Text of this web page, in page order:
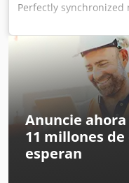
Perfectly
Piston Dispenser -
diameter. High dosing
vary depending on
Can height max / min:
sealing with stopped
easy open lid. - Rotary
pistons FMC brand.
Anuncie ahora
11 millones
esperan